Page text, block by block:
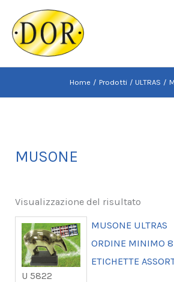
contenuto
Home Prodotti ULTRAS
MUSONE
Visualizzazione del risultato
U 5822
MUSONE ULTRAS
ORDINE MINIMO 8
ETICHETTE